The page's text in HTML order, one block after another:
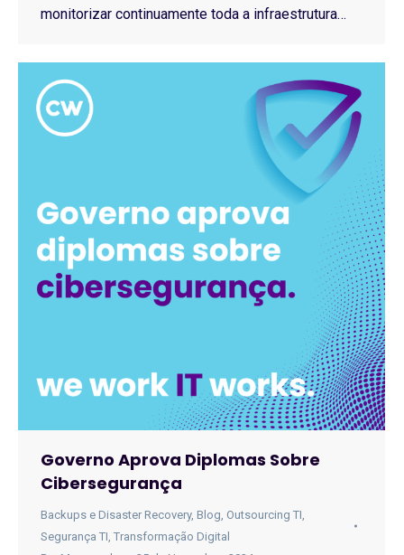
monitorizar continuamente toda a infraestrutura…
Governo Aprova Diplomas Sobre
Cibersegurança
Backups e Disaster Recovery, Blog, Outsourcing TI,
Segurança TI, Transformação Digital